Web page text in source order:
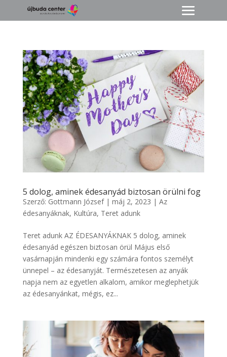
5 dolog, aminek édesanyád biztosan örülni fog
Szerző: Gottmann József| máj 2, 2023 | Az
édesanyáknak, Kultúra, Teret adunk
Teret adunk AZ ÉDESANYÁKNAK 5 dolog, aminek
édesanyád egészen biztosan örül Május első
vasárnapján mindenki egy számára fontos személyt
ünnepel – az édesanyját. Természetesen az anyák
napja nem az egyetlen alkalom, amikor meglephetjük
az édesanyánkat, mégis, ez...